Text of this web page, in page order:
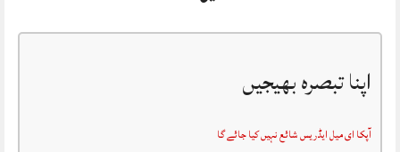
اپنا تبصرہ بھیجیں
آپکا ای میل ایڈریس شائع نہیں کیا جائے گا